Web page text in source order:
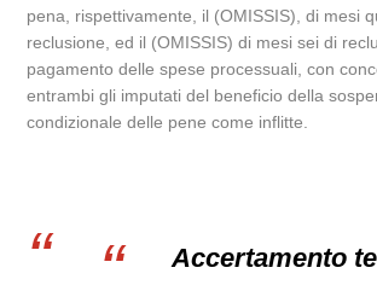
pena, rispettivamente, il (OMISSIS), di mesi
reclusione, ed il (OMISSIS) di mesi sei di
pagamento delle spese processuali, con
entrambi gli imputati del beneficio della
condizionale delle pene come inflitte.
Accertamento